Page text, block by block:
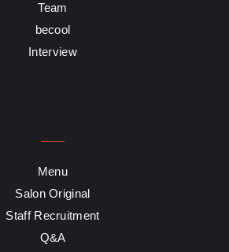
Team
becool
Interview
Menu
Salon Original
Staff Recruitment
Q&A